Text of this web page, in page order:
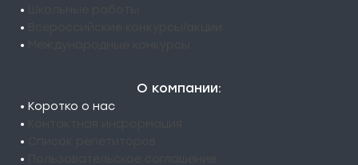
•
•
•
О компании:
• Коротко о нас
•
•
•